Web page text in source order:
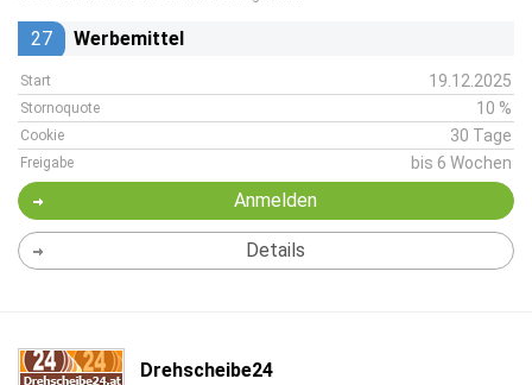
27 Werbemittel
Start 19.12.2025
Stornoquote 10 %
Cookie 30 Tage
Freigabe bis 6 Wochen
Anmelden
Details
Drehscheibe24